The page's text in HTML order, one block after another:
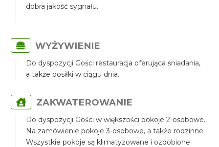
dobra jakość sygnału.
WYŻYWIENIE
Do dyspozycji Gości restauracja oferująca śniadania,
a także posiłki w ciągu dnia.
ZAKWATEROWANIE
Do dyspozycji Gości w większości pokoje 2-osobowe.
Na zamówienie pokoje 3-osobowe, a także rodzinne.
Wszystkie pokoje są klimatyzowane i ozdobione